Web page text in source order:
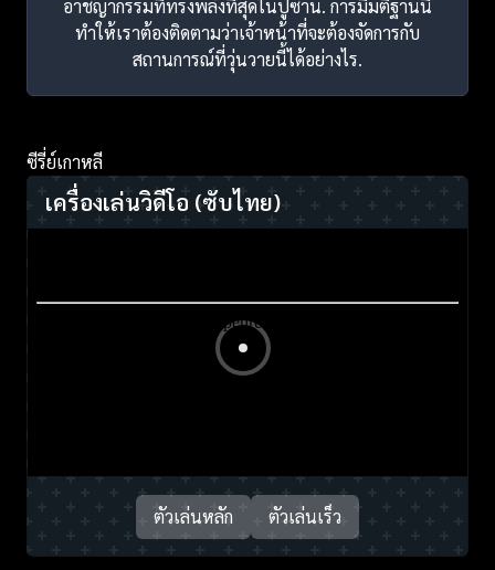
อาชญากรรมที่ทรงพลังที่สุดในปูซาน. การมีมติฐานนี้
ทำให้เราต้องติดตามว่าเจ้าหน้าที่จะต้องจัดการกับ
สถานการณ์ที่วุ่นวายนี้ได้อย่างไร.
ซีรี่ย์เกาหลี
เครื่องเล่นวิดีโอ (ซับไทย)
ตัวเล่นหลัก ตัวเล่นเร็ว